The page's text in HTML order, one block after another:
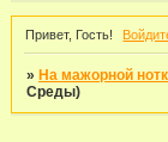
Привет, Гость!
» На мажорной
Среды)